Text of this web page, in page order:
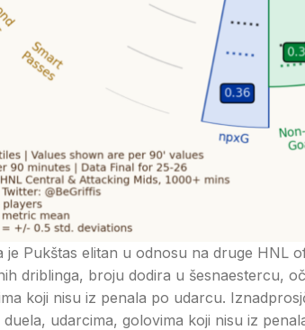
je Pukštas elitan u odnosu na druge HNL
driblinga, broju dodira u šesnaestercu,
koji nisu iz penala po udarcu.
udarcima, golovima koji nisu iz